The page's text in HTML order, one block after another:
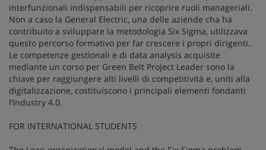
interfunzionali indispensabili per ricoprire ruoli manageriali.
Non a caso la General Electric, una delle aziende cha ha
contribuito a sviluppare la metodologia Six Sigma, utilizzava
questo percorso formativo per far crescere i propri dirigenti.
Le competenze gestionali e di data analysis acquisite
mediante un corso per Green Belt Project Leader sono la
chiave per raggiungere alti livelli di competitività e, uniti alla
digitalizzazione, costituiscono i principali elementi fondanti
l’Industry 4.0.
FOR INTERNATIONAL STUDENTS